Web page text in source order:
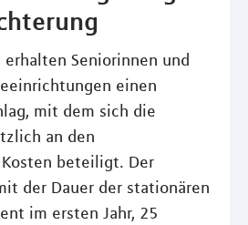
Seniorinnen und
einen
mit dem sich die
an den
beteiligt. Der
der Dauer der stationären
im ersten Jahr, 25